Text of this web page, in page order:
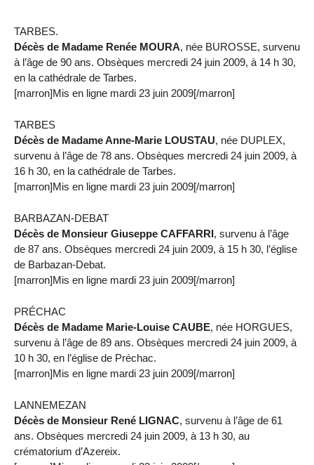
TARBES.
Décès de Madame Renée MOURA, née BUROSSE, survenu
à l’âge de 90 ans. Obsèques mercredi 24 juin 2009, à 14 h 30,
en la cathédrale de Tarbes.
[marron]Mis en ligne mardi 23 juin 2009[/marron]
TARBES
Décès de Madame Anne-Marie LOUSTAU, née DUPLEX,
survenu à l’âge de 78 ans. Obsèques mercredi 24 juin 2009, à
16 h 30, en la cathédrale de Tarbes.
[marron]Mis en ligne mardi 23 juin 2009[/marron]
BARBAZAN-DEBAT
Décès de Monsieur Giuseppe CAFFARRI, survenu à l’âge
de 87 ans. Obsèques mercredi 24 juin 2009, à 15 h 30, l’église
de Barbazan-Debat.
[marron]Mis en ligne mardi 23 juin 2009[/marron]
PRÉCHAC
Décès de Madame Marie-Louise CAUBE, née HORGUES,
survenu à l’âge de 89 ans. Obsèques mercredi 24 juin 2009, à
10 h 30, en l’église de Préchac.
[marron]Mis en ligne mardi 23 juin 2009[/marron]
LANNEMEZAN
Décès de Monsieur René LIGNAC, survenu à l’âge de 61
ans. Obsèques mercredi 24 juin 2009, à 13 h 30, au
crématorium d’Azereix.